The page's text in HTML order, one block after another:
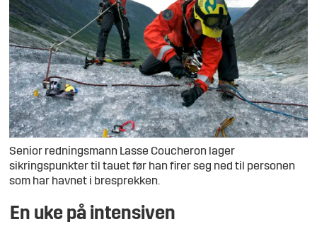
Senior redningsmann Lasse Coucheron lager
sikringspunkter til tauet før han firer seg ned til personen
som har havnet i bresprekken.
En uke på intensiven